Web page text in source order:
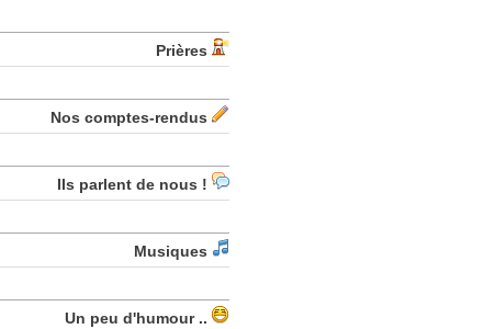
Prières
Nos comptes-rendus
Ils parlent de nous !
Musiques
Un peu d'humour ..